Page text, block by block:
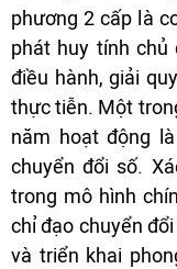
phương 2 cấp là
phát huy tính chủ
điều hành, giải
thực tiễn. Một
năm hoạt động
chuyển đổi số.
trong mô hình
chỉ đạo chuyển
và triển khai